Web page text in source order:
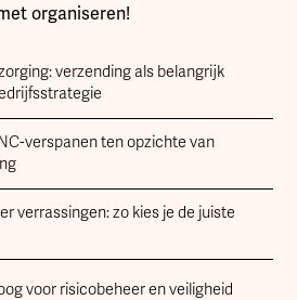
organiseren!
verzending als belangrijk
verspanen ten opzichte van
verrassingen: zo kies je de juiste
voor risicobeheer en veiligheid